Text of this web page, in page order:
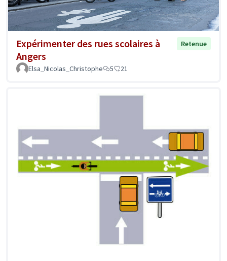
Expérimenter des rues scolaires à
Angers
Retenue
Elsa_Nicolas_Christophe 5 21